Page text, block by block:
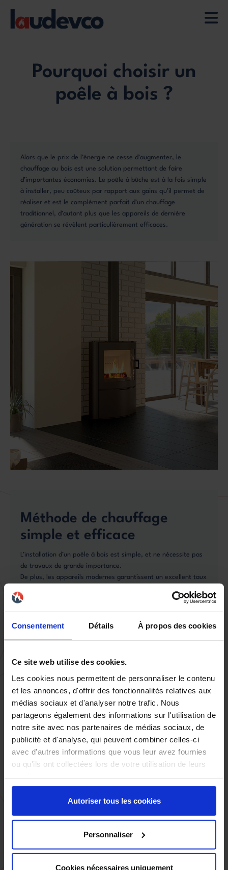
Consentement Détails À propos des cookies
Ce site web utilise des cookies.
Les cookies nous permettent de personnaliser le contenu
et les annonces, d'offrir des fonctionnalités relatives aux
médias sociaux et d'analyser notre trafic. Nous
partageons également des informations sur l'utilisation de
notre site avec nos partenaires de médias sociaux, de
publicité et d'analyse, qui peuvent combiner celles-ci
avec d'autres informations que vous leur avez fournies
ou qu'ils ont collectées lors de votre utilisation de leurs
Autoriser tous les cookies
Personnaliser
Cookies nécessaires uniquement
Pourquoi choisir un
poêle à bois ?
Alors que le prix de l’énergie ne cesse d’augmenter, le
chauffage au bois est une solution permettant de faire
d’importantes économies. Le poêle à bûche est à la fois simple
à installer, peu coûteux par rapport aux gains qu’il permet de
réaliser et est le complément parfait d’un chauffage
traditionnel, d’autant plus que les appareils de dernière
génération se révèlent particulièrement efficaces.
Méthode de chauffage
simple et efficace
L’installation d’un poêle à bois est simple, et ne nécessite pas
de travaux de grande importance.
De plus, les appareils modernes garantissent un excellent taux
moins chère et la plus stable en France. Vous pouvez
facilement vous projeter sur ce que vous coûtera votre facture
de chauffage.
L’acquisition d’un poêle à bois reste un investissement
modeste par rapport aux autres systèmes de chauffage plus
onéreux.
Convivialité
environnement chaleureux et convivial. Ils dégagent de la
chaleur ambiante et chauffent très bien la pièce dans la